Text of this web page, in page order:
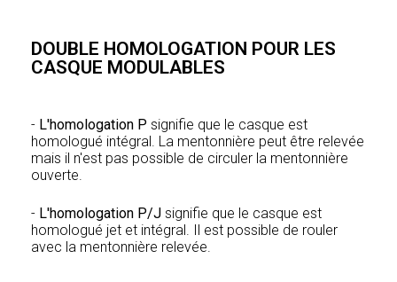
DOUBLE HOMOLOGATION POUR LES
CASQUE MODULABLES
- L'homologation P signifie que le casque est
homologué intégral. La mentonnière peut être relevée
mais il n'est pas possible de circuler la mentonnière
ouverte.
- L'homologation P/J signifie que le casque est
homologué jet et intégral. Il est possible de rouler
avec la mentonnière relevée.